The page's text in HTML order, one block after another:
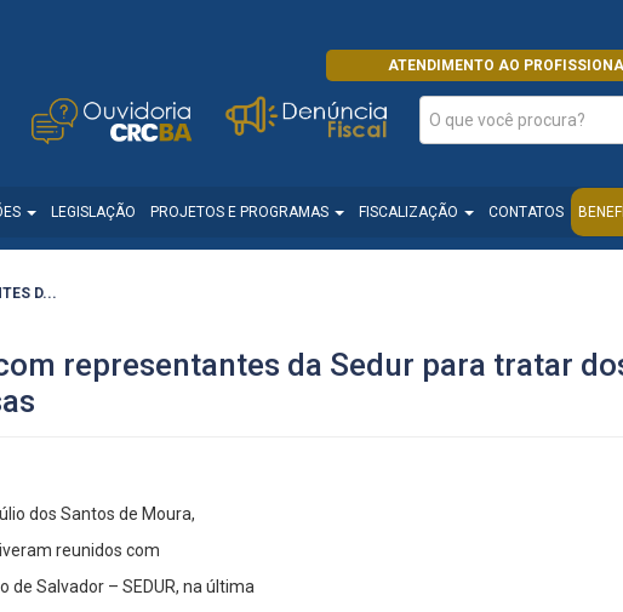
ATENDIMENTO AO
LEGISLAÇÃO PROJETOS E PROGRAMAS FISCALIZAÇÃO CONTATOS
D...
representantes da Sedur para tratar
dos Santos de Moura,
reunidos com
Salvador – SEDUR, na última